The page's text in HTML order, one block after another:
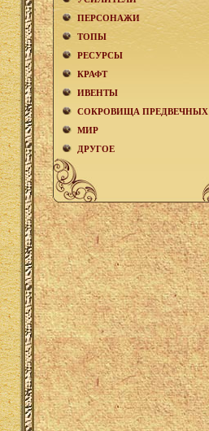
ПЕРСОНАЖИ
ТОПЫ
РЕСУРСЫ
КРАФТ
ИВЕНТЫ
СОКРОВИЩА ПРЕДВЕЧНЫХ
МИР
ДРУГОЕ